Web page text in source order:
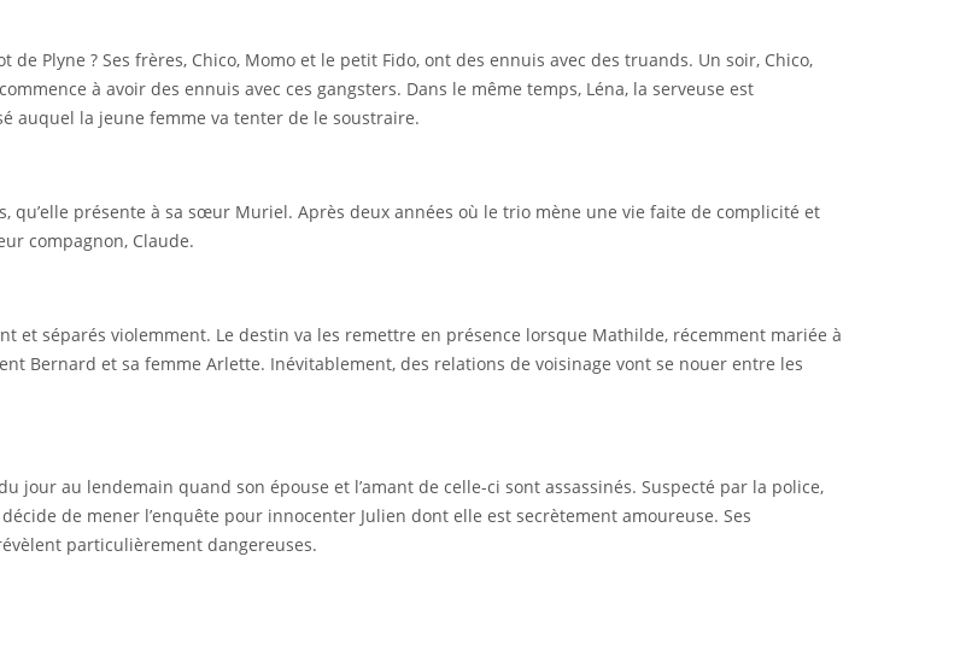
Plyne ? Ses frères, Chico, Momo et le petit Fido, ont des ennuis avec des truands. Un soir, Chico,
à avoir des ennuis avec ces gangsters. Dans le même temps, Léna, la serveuse est
auquel la jeune femme va tenter de le soustraire.
qu’elle présente à sa sœur Muriel. Après deux années où le trio mène une vie faite de complicité et
compagnon, Claude.
et séparés violemment. Le destin va les remettre en présence lorsque Mathilde, récemment mariée à
Bernard et sa femme Arlette. Inévitablement, des relations de voisinage vont se nouer entre les
jour au lendemain quand son épouse et l’amant de celle-ci sont assassinés. Suspecté par la police,
de mener l’enquête pour innocenter Julien dont elle est secrètement amoureuse. Ses
particulièrement dangereuses.